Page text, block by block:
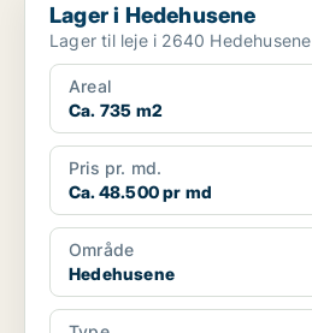
Lager i Hedehusene
Lager til leje i 2640 Hedehusene
Areal
Ca. 735 m2
Pris pr. md.
Ca. 48.500 pr md
Område
Hedehusene